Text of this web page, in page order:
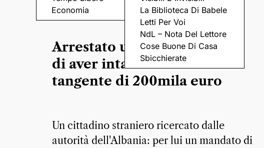
Economia
La Biblioteca Di Babele
Letti Per Voi
NdL – Nota Del Lettore
Cose Buone Di Casa
Sbicchierate
POLIZIA
Arrestato un uomo accusato
di aver intascato una
tangente di 200mila euro
Un cittadino straniero ricercato dalle
autorità dell'Albania: per lui un mandato di